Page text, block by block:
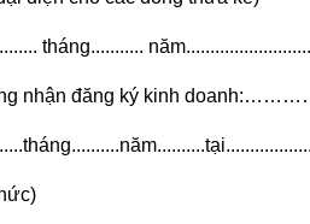
tháng...........
nhận đăng ký kinh